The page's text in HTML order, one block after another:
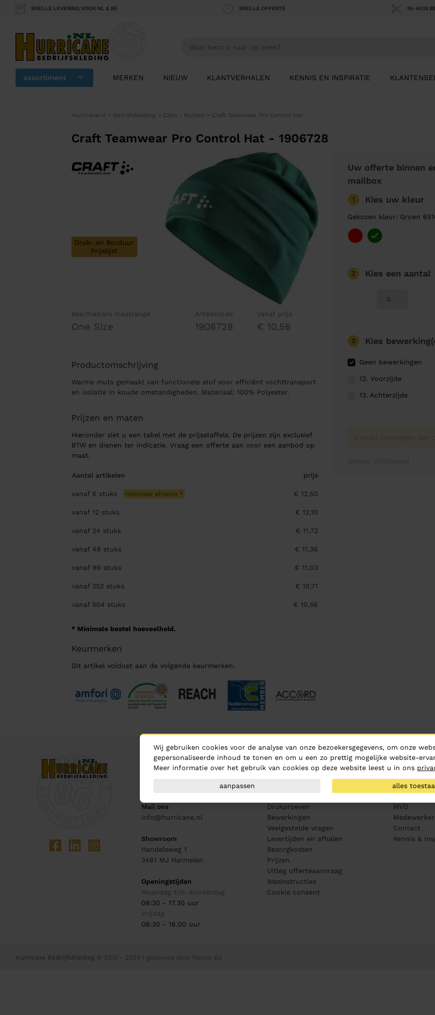
SNELLE LEVERING VOOR NL & BE SNELLE OFFERTE IN-HUIS
assortiment MERKEN NIEUW KLANTVERHALEN KENNIS EN INSPIRATIE
Hurricane.nl > Bedrijfskleding > Caps - Mutsen > Craft Teamwear Pro Control Hat
Craft Teamwear Pro Control Hat - 1906728
Druk- en Borduur
Prijslijst
Beschikbare maatrange
One Size
Artikelcode
1906728
Vanaf prijs
€ 10,56
Productomschrijving
Warme muts gemaakt van functionele stof voor efficiënt vochttransport
en isolatie in koude omstandigheden. Materiaal: 100% Polyester.
Prijzen en maten
Hieronder ziet u een tabel met de prijsstaffels. De prijzen zijn exclusief
BTW en dienen ter indicatie. Vraag een offerte aan voor een aanbod op
maat.
Aantal artikelen prijs
vanaf 6 stuks minimale afname * € 12,50
vanaf 12 stuks € 12,10
vanaf 24 stuks € 11,72
vanaf 48 stuks € 11,36
vanaf 96 stuks € 11,03
vanaf 252 stuks € 10,71
vanaf 504 stuks € 10,56
* Minimale bestel hoeveelheid.
Keurmerken
Dit artikel voldoet aan de volgende keurmerken:
Uw offerte binnen
mailbox
1 Kies uw kleur
Gekozen kleur: Groen
2 Kies een aantal
3 Kies
Geen bewerkingen
12. Voorzijde
13. Achterzijde
Contact
Mail ons
info@hurricane.nl
Showroom
Handelsweg 1
3481 MJ Harmelen
Openingstijden
Maandag t/m donderdag
08:30 - 17.30 uur
Vrijdag
08:30 - 16.00 uur
Klantenservice
Drukproeven
Bewerkingen
Veelgestelde vragen
Levertijden en afhalen
Bezorgkosten
Prijzen
Uitleg offerteaanvraag
Wasinstructies
Cookie consent
Over ons
MVO
Contact
Kennis &
Hurricane Bedrijfskleding © 2013 - 2026 | gebouwd door flooris B.V.
Wij gebruiken cookies voor de analyse van onze bezoekersgegevens, om onze
gepersonaliseerde inhoud te tonen en om u een zo prettig mogelijke website-
Meer informatie over het gebruik van cookies op deze website leest u in ons
aanpassen alles